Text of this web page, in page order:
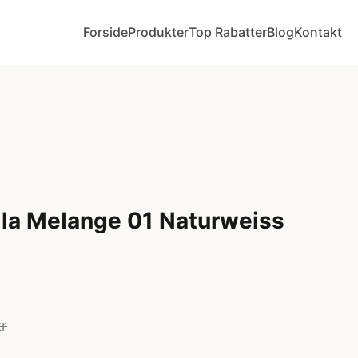
ForsideProdukterTop RabatterBlogKontakt
Melange 01 Naturweiss